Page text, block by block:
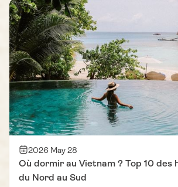
2026 May 28
Où dormir au Vietnam ? Top 10 des
du Nord au Sud